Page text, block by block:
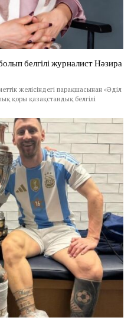
белгілі журналист Нәзира
желісіндегі парақшасынан «Әділ
қоры қазақстандық белгілі